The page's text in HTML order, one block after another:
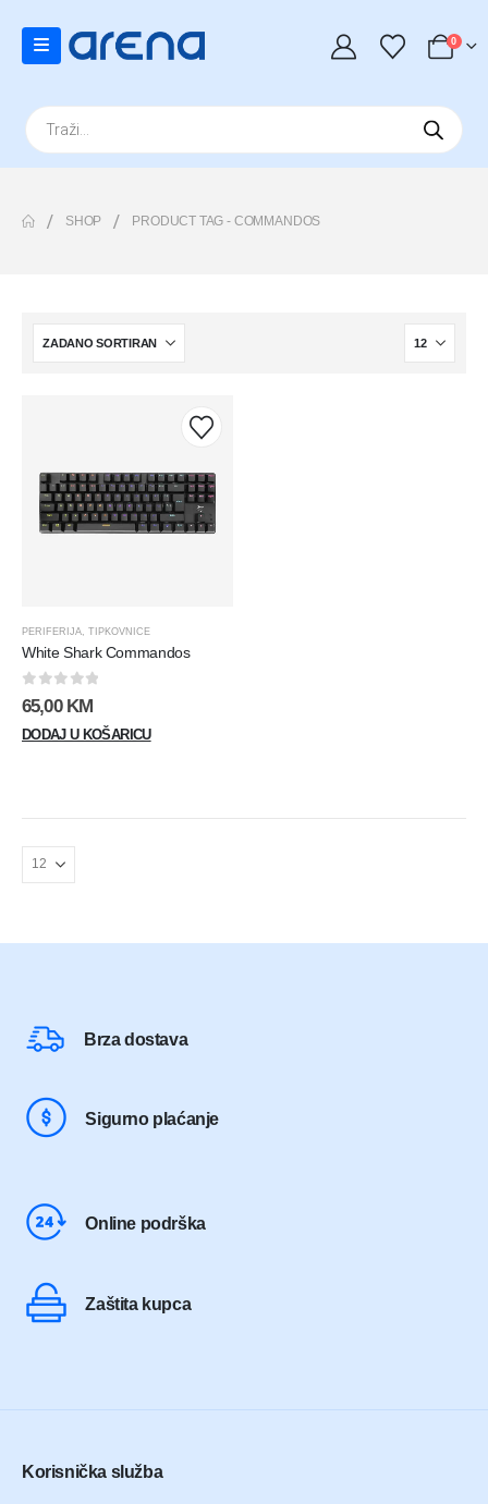
0
Products
search
SHOP PRODUCT TAG - COMMANDOS
PERIFERIJA, TIPKOVNICE
White Shark Commandos
0out of 5
65,00 KM
DODAJ U KOŠARICU
Brza dostava
Sigurno plaćanje
Online podrška
Zaštita kupca
Korisnička služba